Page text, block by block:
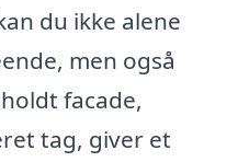
du ikke alene
men også
facade,
tag, giver et